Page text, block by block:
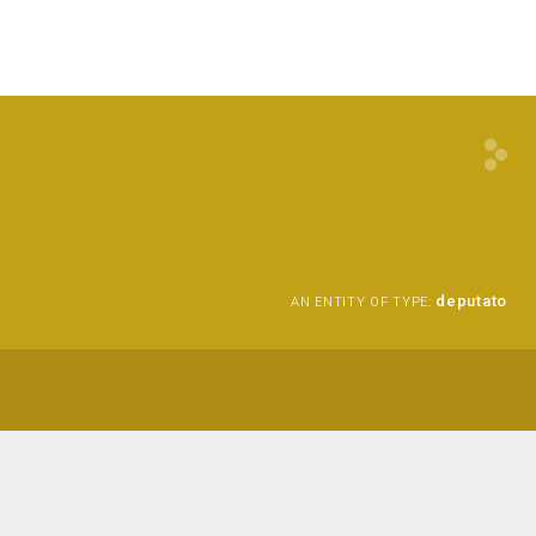
AN ENTITY OF TYPE: deputato